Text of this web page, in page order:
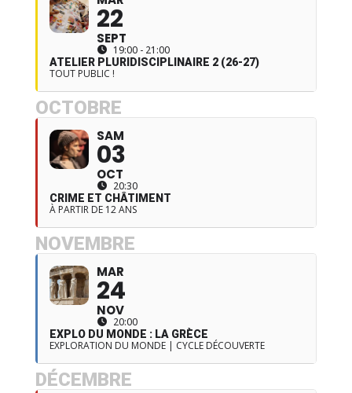
22
SEPT
19:00 - 21:00
ATELIER PLURIDISCIPLINAIRE 2 (26-27)
TOUT PUBLIC !
OCTOBRE
SAM
03
OCT
20:30
CRIME ET CHÂTIMENT
À PARTIR DE 12 ANS
NOVEMBRE
MAR
24
NOV
20:00
EXPLO DU MONDE : LA GRÈCE
EXPLORATION DU MONDE | CYCLE DÉCOUVERTE
DÉCEMBRE